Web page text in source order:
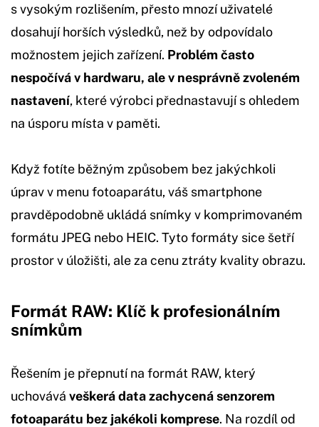
s vysokým rozlišením, přesto mnozí uživatelé
dosahují horších výsledků, než by odpovídalo
možnostem jejich zařízení. Problém často
nespočívá v hardwaru, ale v nesprávně zvoleném
nastavení, které výrobci přednastavují s ohledem
na úsporu místa v paměti.
Když fotíte běžným způsobem bez jakýchkoli
úprav v menu fotoaparátu, váš smartphone
pravděpodobně ukládá snímky v komprimovaném
formátu JPEG nebo HEIC. Tyto formáty sice šetří
prostor v úložišti, ale za cenu ztráty kvality obrazu.
Formát RAW: Klíč k profesionálním
snímkům
Řešením je přepnutí na formát RAW, který
uchovává veškerá data zachycená senzorem
fotoaparátu bez jakékoli komprese. Na rozdíl od